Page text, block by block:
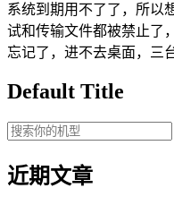
系统到期用不了了，所以
试和传输文件都被禁止了
忘记了，进不去桌面，三
Default Title
近期文章